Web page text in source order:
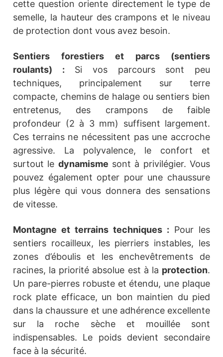
cette question oriente directement le type de
semelle, la hauteur des crampons et le niveau
de protection dont vous avez besoin.
Sentiers forestiers et parcs (sentiers
roulants) : Si vos parcours sont peu
techniques, principalement sur terre
compacte, chemins de halage ou sentiers bien
entretenus, des crampons de faible
profondeur (2 à 3 mm) suffisent largement.
Ces terrains ne nécessitent pas une accroche
agressive. La polyvalence, le confort et
surtout le dynamisme sont à privilégier. Vous
pouvez également opter pour une chaussure
plus légère qui vous donnera des sensations
de vitesse.
Montagne et terrains techniques : Pour les
sentiers rocailleux, les pierriers instables, les
zones d’éboulis et les enchevêtrements de
racines, la priorité absolue est à la protection.
Un pare-pierres robuste et étendu, une plaque
rock plate efficace, un bon maintien du pied
dans la chaussure et une adhérence excellente
sur la roche sèche et mouillée sont
indispensables. Le poids devient secondaire
face à la sécurité.